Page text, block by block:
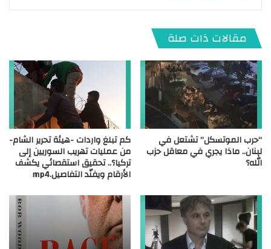
مقالات ذات صلة
“حرب الموتسكل” تشتعل في
لبنان.. ماذا يجري في معاقل حزب
الله؟
كم تبلغ واردات -هيئة تحرير الشام-
من عمليات تهريب السوريين إلى
تركيا؟.. تحقيق استقصائي يكشف
الأرقام ويفنّد التفاصيل.mp4